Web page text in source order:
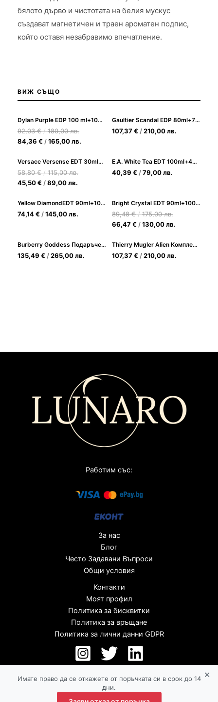
бялото дърво и чистотата на белия мускус
създават магнетичен и траен ароматен подпис,
който оставя незабравимо впечатление.
ВИЖ СЪЩО
Dylan Purple EDP 100 ml+100 Body Lotion+100.Sh.g+Bags подаръчен комплект за жени
92,03€/180,00лв.
84,36 € /165,00лв.
Gaultier Scandal EDP 80ml+75ml.Body Lotion+10ml.EDP подаръчен комплект за жени
107,37€ /210,00лв.
Versace Versense EDT 30ml+50b.l подаръчен комплект за жени
58,80€/115,00лв.
45,50€ /89,00лв.
E.A. White Tea EDТ 100ml+400ml.Body Cream подаръчен комплект за жени
40,39 € /79,00лв.
Yellow DiamondEDT 90ml+100 BL+100 ShG +Bags Комплект за жени
74,14€ /145,00лв.
Bright Crystal EDT 90ml+100Sh.G+100BL+Bags подаръчен комплект за жени
89,48€/175,00лв.
66,47€ /130,00лв.
Burberry Goddess Подаръчен комплект за жени (EDP 100ml + EDP 10ml + BL 75ml)
135,49 € /265,00лв.
Thierry Mugler Alien Комплект (EDP 60ml + EDP 10ml + SG 50ml) за Жени
107,37€ /210,00лв.
Работим със:
За нас
Блог
Често Задавани Въпроси
Общи условия
Контакти
Моят профил
Политика за бисквитки
Политика за връщане
Политика за лични данни GDPR
Имате право да се откажете от поръчката си в срок до 14
дни.
×